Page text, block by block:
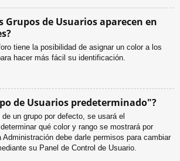
Grupos de Usuarios aparecen en
tiene la posibilidad de asignar un color a los
hacer más fácil su identificación.
de Usuarios predeterminado"?
un grupo por defecto, se usará el
qué color y rango se mostrará por
debe darle permisos para cambiar
su Panel de Control de Usuario.